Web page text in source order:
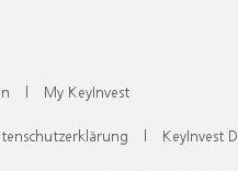
| My KeyInvest
| KeyInvest